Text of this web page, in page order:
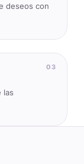
deseos con
03
las